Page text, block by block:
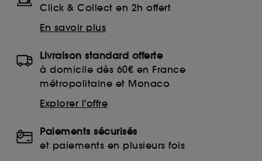
Click & Collect en 2h offert
En savoir plus
Livraison standard offerte
à domicile dès 60€ en France
métropolitaine et Monaco
Explorer l'offre
Paiements sécurisés
et paiements en plusieurs fois